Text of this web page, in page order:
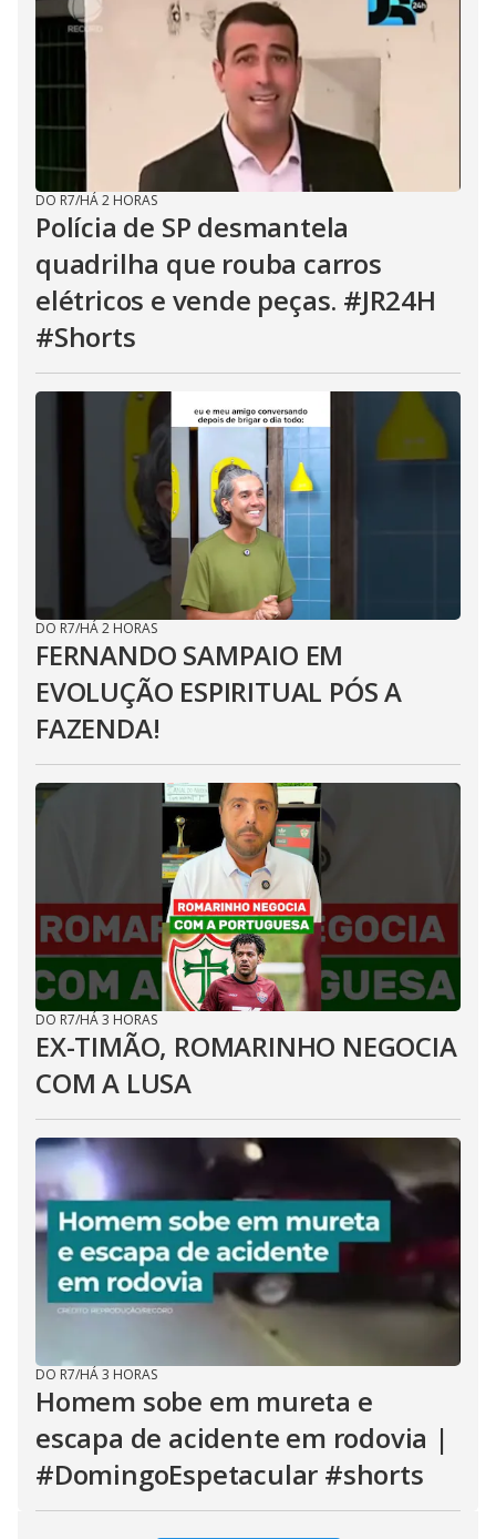
DO R7/HÁ 2 HORAS
Polícia de SP desmantela
quadrilha que rouba carros
elétricos e vende peças. #JR24H
#Shorts
DO R7/HÁ 2 HORAS
FERNANDO SAMPAIO EM
EVOLUÇÃO ESPIRITUAL PÓS A
FAZENDA!
DO R7/HÁ 3 HORAS
EX-TIMÃO, ROMARINHO NEGOCIA
COM A LUSA
DO R7/HÁ 3 HORAS
Homem sobe em mureta e
escapa de acidente em rodovia |
#DomingoEspetacular #shorts